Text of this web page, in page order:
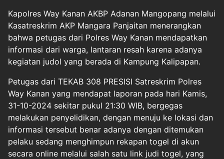
Kapolres Way Kanan AKBP Adanan Mangopang melalui
Kasatreskrim AKP Mangara Panjaitan menerangkan
bahwa petugas dari Polres Way Kanan mendapatkan
informasi dari warga, lantaran resah karena adanya
kegiatan judol yang berada di Kampung Kalipapan.
Petugas dari TEKAB 308 PRESISI Satreskrim Polres
Way Kanan yang mendapat laporan pada hari Kamis,
31-10-2024 sekitar pukul 21:30 WIB, bergegas
melakukan penyelidikan, dengan menuju ke lokasi dan
informasi tersebut benar adanya dengan ditemukan
pelaku sedang menghimpun rekapan togel di akun
secara online melalui salah satu link judi togel, yang